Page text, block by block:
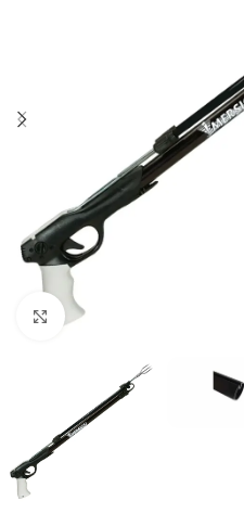
Agrandir